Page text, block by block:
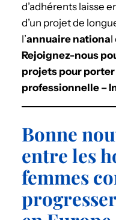
d’adhérents laisse
d’un projet de
l’annuaire national
Rejoignez-nous
projets pour
professionnelle –
Bonne
entre les
femmes